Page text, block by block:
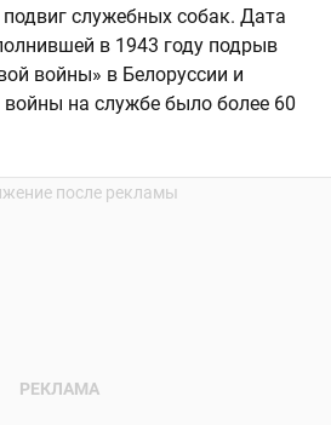
служебных собак. Дата
в 1943 году подрыв
войны» в Белоруссии и
на службе было более 60